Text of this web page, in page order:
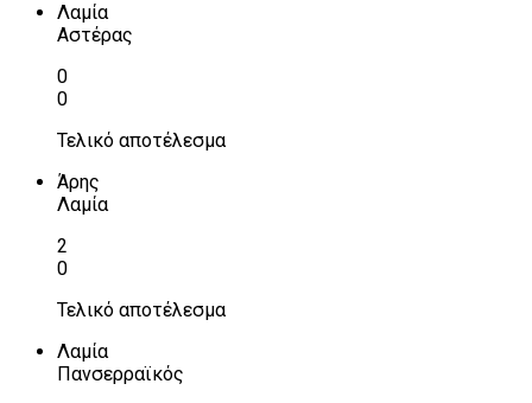
Λαμία
Αστέρας
0
0
Τελικό αποτέλεσμα
Άρης
Λαμία
2
0
Τελικό αποτέλεσμα
Λαμία
Πανσερραϊκός